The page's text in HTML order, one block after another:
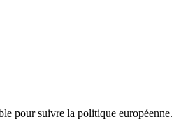
pour suivre la politique européenne.